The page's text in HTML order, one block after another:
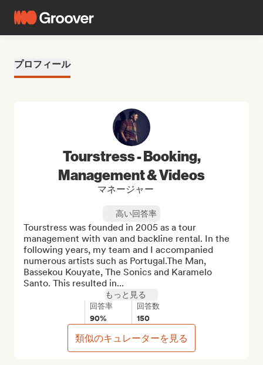
プロフィール
Tourstress - Booking,
Management & Videos
マネージャー
高い回答率
Tourstress was founded in 2005 as a tour
management with van and backline rental. In the
following years, my team and I accompanied
numerous artists such as Portugal.The Man,
Bassekou Kouyate, The Sonics and Karamelo
Santo. This resulted in...
もっと見る
回答率
90%
回答数
150
類似のキュレーターを見る